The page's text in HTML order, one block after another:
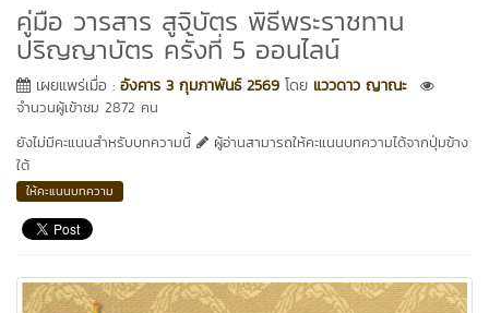
คู่มือ วารสาร สูจิบัตร พิธีพระราชทาน
ปริญญาบัตร ครั้งที่ 5 ออนไลน์
เผยแพร่เมื่อ : อังคาร 3 กุมภาพันธ์ 2569 โดย แววดาว ญาณะ
จำนวนผู้เข้าชม 2872 คน
ยังไม่มีคะแนนสำหรับบทความนี้
ผู้อ่านสามารถให้คะแนนบทความได้จากปุ่มข้าง
ใต้
ให้คะแนนบทความ